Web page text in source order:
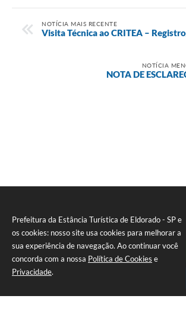
Prefeitura da Estância Turística de Eldorado - SP e
os cookies: nosso site usa cookies para melhorar a
sua experiência de navegação. Ao continuar você
concorda com a nossa Política de Cookies e
Privacidade.
NOTÍCIA MAIS RECENTE
Visita Técnica ao CRITEA –
NOTÍCIA
NOTA DE